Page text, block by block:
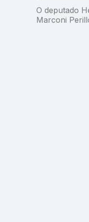
O deputado
Marconi